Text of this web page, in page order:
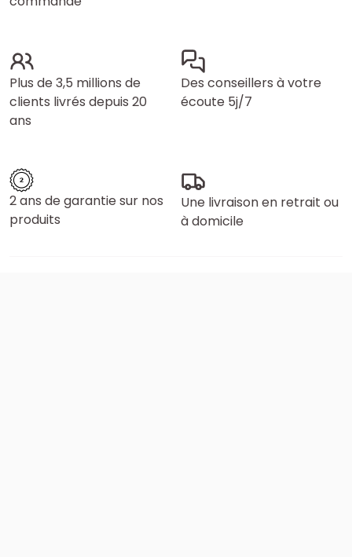
Plus de 3,5 millions de
clients livrés depuis 20
ans
Des conseillers à votre
écoute 5j/7
2 ans de garantie sur nos
produits
Une livraison en retrait ou
à domicile